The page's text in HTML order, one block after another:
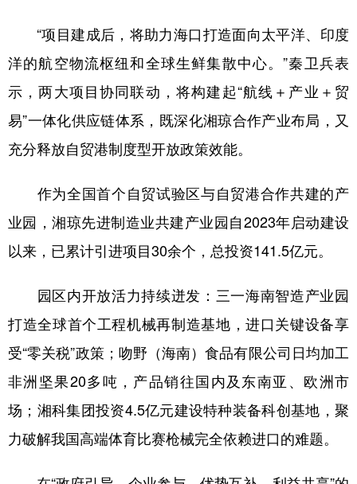
“项目建成后，将助力海口打造面向太平洋、印度
洋的航空物流枢纽和全球生鲜集散中心。”秦卫兵表
示，两大项目协同联动，将构建起“航线＋产业＋贸
易”一体化供应链体系，既深化湘琼合作产业布局，又
充分释放自贸港制度型开放政策效能。
作为全国首个自贸试验区与自贸港合作共建的产
业园，湘琼先进制造业共建产业园自2023年启动建设
以来，已累计引进项目30余个，总投资141.5亿元。
园区内开放活力持续迸发：三一海南智造产业园
打造全球首个工程机械再制造基地，进口关键设备享
受“零关税”政策；吻野（海南）食品有限公司日均加工
非洲坚果20多吨，产品销往国内及东南亚、欧洲市
场；湘科集团投资4.5亿元建设特种装备科创基地，聚
力破解我国高端体育比赛枪械完全依赖进口的难题。